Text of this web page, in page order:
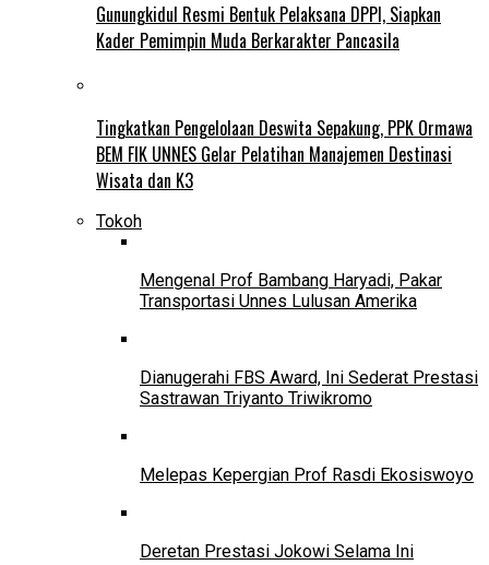
Gunungkidul Resmi Bentuk Pelaksana DPPI, Siapkan
Kader Pemimpin Muda Berkarakter Pancasila
Tingkatkan Pengelolaan Deswita Sepakung, PPK Ormawa
BEM FIK UNNES Gelar Pelatihan Manajemen Destinasi
Wisata dan K3
Tokoh
Mengenal Prof Bambang Haryadi, Pakar
Transportasi Unnes Lulusan Amerika
Dianugerahi FBS Award, Ini Sederat Prestasi
Sastrawan Triyanto Triwikromo
Melepas Kepergian Prof Rasdi Ekosiswoyo
Deretan Prestasi Jokowi Selama Ini